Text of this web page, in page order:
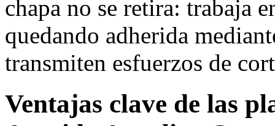
chapa no se retira: trabaja
quedando adherida
transmiten esfuerzos de
Ventajas clave de las